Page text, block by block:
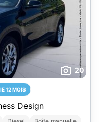
20
12 MOIS
Design